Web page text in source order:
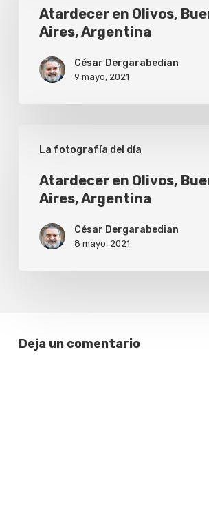
Olivos,
Buenos
Aires,
Argentina
Atardecer en Olivos,
Aires, Argentina
César Dergarabedian
9 mayo, 2021
La fotografía del día
Olivos,
Buenos
Aires,
Argentina
Atardecer en Olivos,
Aires, Argentina
César Dergarabedian
8 mayo, 2021
Deja un comentario